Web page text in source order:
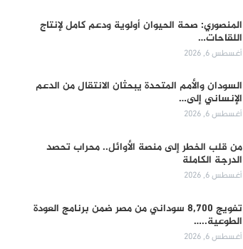
المنصوري: صحة الحيوان أولوية ودعم كامل لإنتاج
اللقاحات…
أغسطس 6, 2026
السودان والأمم المتحدة يبحثان الانتقال من الدعم
الإنساني إلى…
أغسطس 6, 2026
من قلب الخطر إلى منصة الأوائل.. محراب تحصد
الدرجة الكاملة
أغسطس 6, 2026
تفويج 8,700 سوداني من مصر ضمن برنامج العودة
الطوعية..…
أغسطس 6, 2026